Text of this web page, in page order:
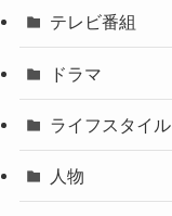
テレビ番組
ドラマ
ライフスタイル
人物